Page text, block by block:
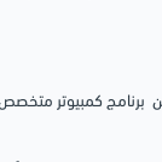
برنامج كمبيوتر